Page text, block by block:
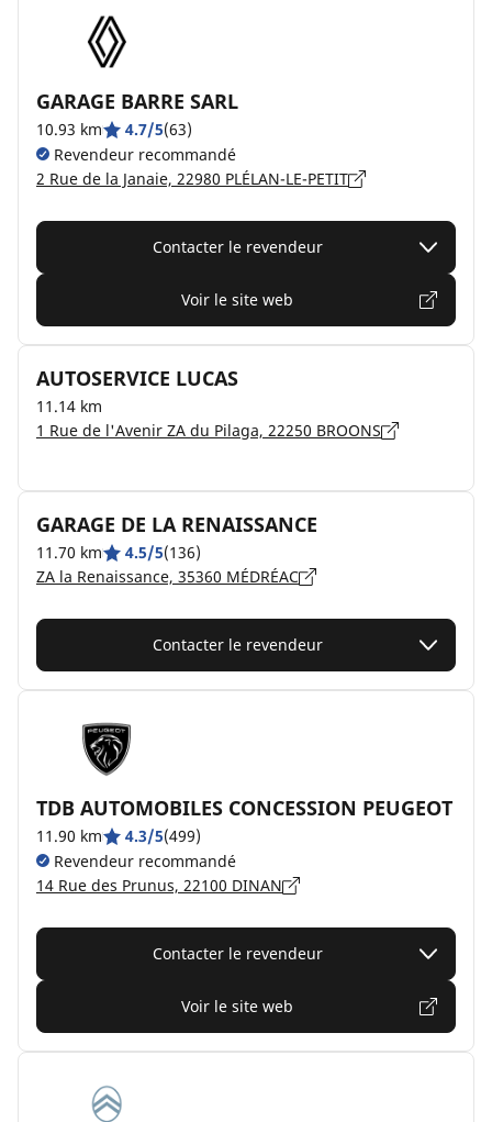
GARAGE BARRE SARL
10.93 km 4.7/5(63)
Revendeur recommandé
2 Rue de la Janaie, 22980 PLÉLAN-LE-PETIT
Contacter le revendeur
Voir le site web
AUTOSERVICE LUCAS
11.14 km
1 Rue de l'Avenir ZA du Pilaga, 22250 BROONS
GARAGE DE LA RENAISSANCE
11.70 km 4.5/5(136)
ZA la Renaissance, 35360 MÉDRÉAC
Contacter le revendeur
TDB AUTOMOBILES CONCESSION PEUGEOT
11.90 km 4.3/5(499)
Revendeur recommandé
14 Rue des Prunus, 22100 DINAN
Contacter le revendeur
Voir le site web